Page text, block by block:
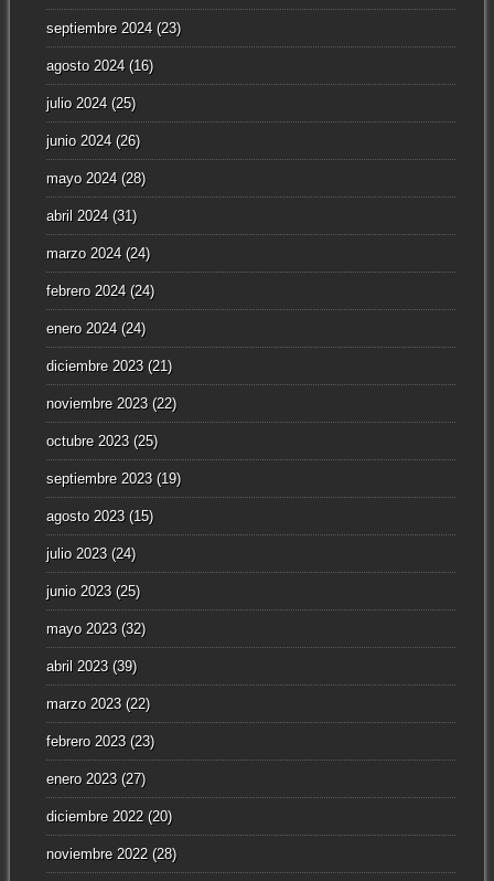
septiembre 2024(23)
agosto 2024(16)
julio 2024(25)
junio 2024(26)
mayo 2024(28)
abril 2024(31)
marzo 2024(24)
febrero 2024(24)
enero 2024(24)
diciembre 2023(21)
noviembre 2023(22)
octubre 2023(25)
septiembre 2023(19)
agosto 2023(15)
julio 2023(24)
junio 2023(25)
mayo 2023(32)
abril 2023(39)
marzo 2023(22)
febrero 2023(23)
enero 2023(27)
diciembre 2022(20)
noviembre 2022(28)